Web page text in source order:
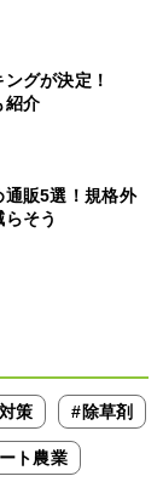
ングが決定！
紹介
通販5選！規格外
そう
策 #除草剤
ト農業